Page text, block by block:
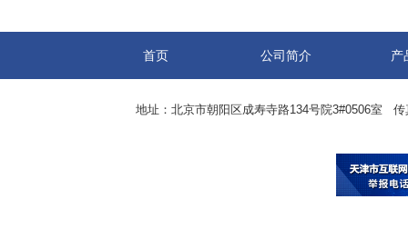
首页 公司简介 产
地址：北京市朝阳区成寿寺路134号院3#0506室